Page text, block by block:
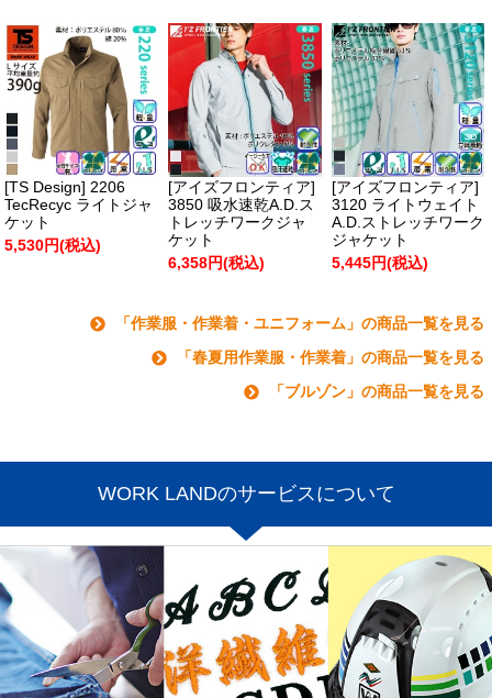
[TS Design] 2206
TecRecyc ライトジャ
ケット
5,530円(税込)
[アイズフロンティア]
3850 吸水速乾A.D.ス
トレッチワークジャ
ケット
6,358円(税込)
[アイズフロンティア]
3120 ライトウェイト
A.D.ストレッチワーク
ジャケット
5,445円(税込)
「作業服・作業着・ユニフォーム」の商品一覧を見る
「春夏用作業服・作業着」の商品一覧を見る
「ブルゾン」の商品一覧を見る
WORK LANDのサービスについて